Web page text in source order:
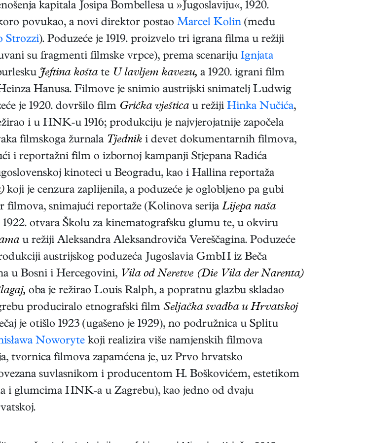
kapitala Josipa Bombellesa u »Jugoslaviju«, 1920.
povukao, a novi direktor postao Marcel Kolin (među
Strozzi). Poduzeće je 1919. proizvelo tri igrana filma u režiji
su fragmenti filmske vrpce), prema scenariju Ignjata
Jeftina košta te U lavljem kavezu, a 1920. igrani film
Hanusa. Filmove je snimio austrijski snimatelj Ludwig
je 1920. dovršilo film Grička vještica u režiji Hinka Nučića,
i u HNK-u 1916; produkciju je najvjerojatnije započela
filmskoga žurnala Tjednik i devet dokumentarnih filmova,
i reportažni film o izbornoj kampanji Stjepana Radića
kinoteci u Beogradu, kao i Hallina reportaža
koji je cenzura zaplijenila, a poduzeće je oglobljeno pa gubi
filmova, snimajući reportaže (Kolinova serija Lijepa naša
otvara Školu za kinematografsku glumu te, u okviru
u režiji Aleksandra Aleksandroviča Vereščagina. Poduzeće
austrijskog poduzeća Jugoslavia GmbH iz Beča
u Bosni i Hercegovini, Vila od Neretve (Die Vila der Narenta)
oba je režirao Louis Ralph, a popratnu glazbu skladao
produciralo etnografski film Seljačka svadba u Hrvatskoj
je otišlo 1923 (ugašeno je 1929), no podružnica u Splitu
Noworyte koji realizira više namjenskih filmova
tvornica filmova zapamćena je, uz Prvo hrvatsko
suvlasnikom i producentom H. Boškovićem, estetikom
i glumcima HNK-a u Zagrebu), kao jedno od dvaju